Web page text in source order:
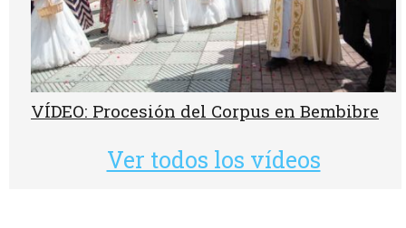
VÍDEO: Procesión del Corpus en Bembibre
Ver todos los vídeos